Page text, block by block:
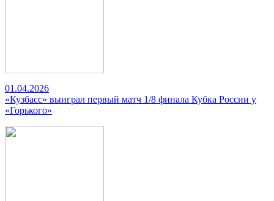
01.04.2026
«Кузбасс» выиграл первый матч 1/8 финала Кубка России у
«Горького»